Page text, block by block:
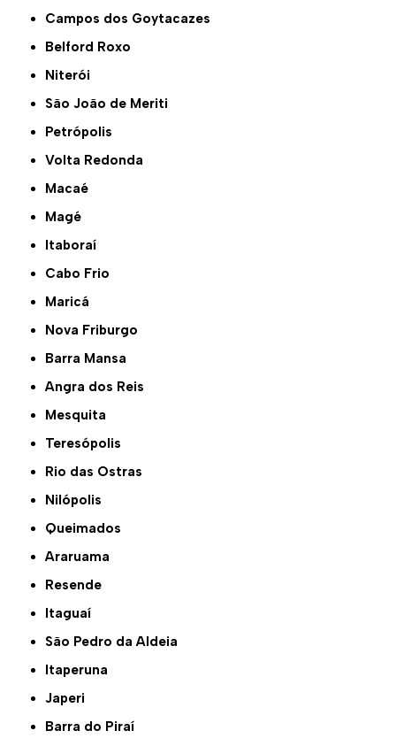
Campos dos Goytacazes
Belford Roxo
Niterói
São João de Meriti
Petrópolis
Volta Redonda
Macaé
Magé
Itaboraí
Cabo Frio
Maricá
Nova Friburgo
Barra Mansa
Angra dos Reis
Mesquita
Teresópolis
Rio das Ostras
Nilópolis
Queimados
Araruama
Resende
Itaguaí
São Pedro da Aldeia
Itaperuna
Japeri
Barra do Piraí